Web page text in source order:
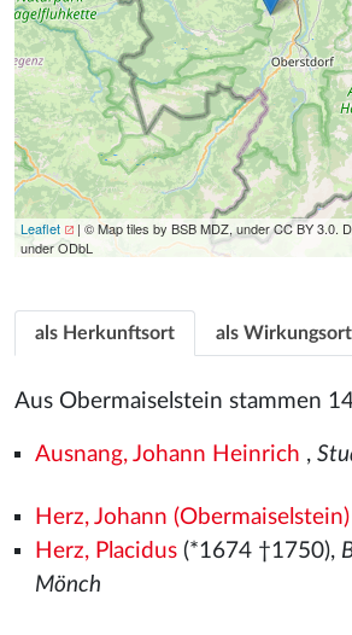
Leaflet
| © Map tiles by BSB MDZ, under CC BY 3.0.
under ODbL
als Herkunftsort als Wirkungsort
Aus Obermaiselstein stammen
Ausnang, Johann Heinrich ,
Herz, Johann (Obermaiselstein)
Herz, Placidus(*1674 †1750),
Mönch